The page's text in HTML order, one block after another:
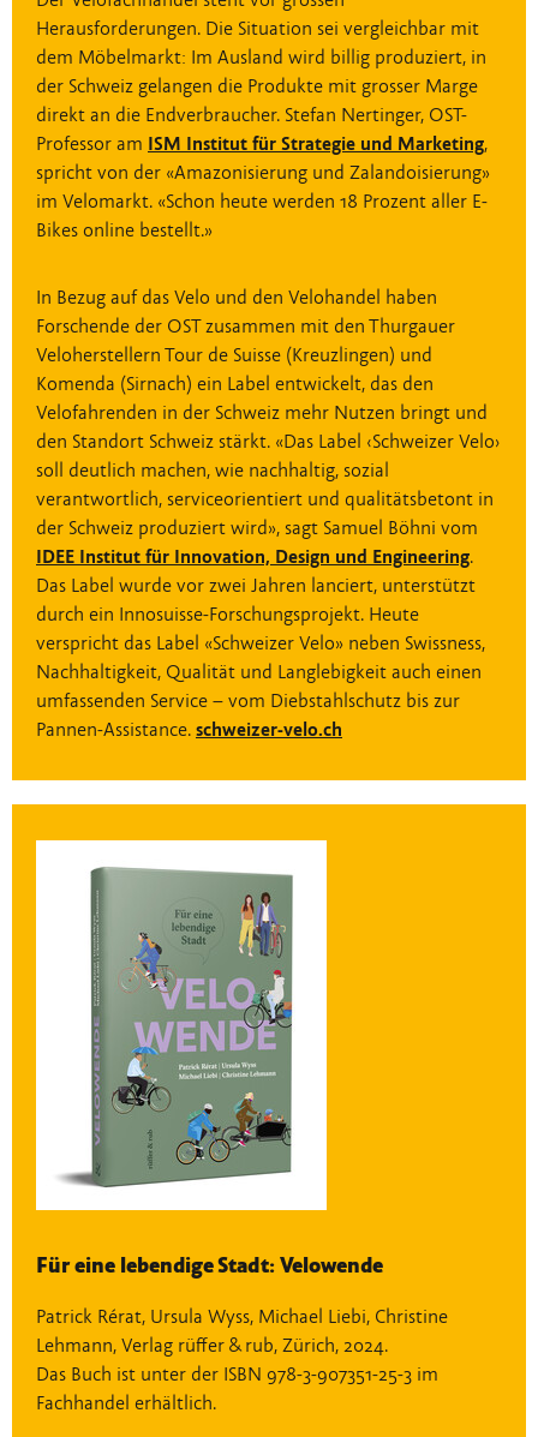
Herausforderungen. Die Situation sei vergleichbar mit
dem Möbelmarkt: Im Ausland wird billig produziert, in
der Schweiz gelangen die Produkte mit grosser Marge
direkt an die Endverbraucher. Stefan Nertinger, OST-
Professor am ISM Institut für Strategie und Marketing,
spricht von der «Amazonisierung und Zalandoisierung»
im Velomarkt. «Schon heute werden 18 Prozent aller E-
Bikes online bestellt.»
In Bezug auf das Velo und den Velohandel haben
Forschende der OST zusammen mit den Thurgauer
Veloherstellern Tour de Suisse (Kreuzlingen) und
Komenda (Sirnach) ein Label entwickelt, das den
Velofahrenden in der Schweiz mehr Nutzen bringt und
den Standort Schweiz stärkt. «Das Label ‹Schweizer Velo›
soll deutlich machen, wie nachhaltig, sozial
verantwortlich, serviceorientiert und qualitätsbetont in
der Schweiz produziert wird», sagt Samuel Böhni vom
IDEE Institut für Innovation, Design und Engineering.
Das Label wurde vor zwei Jahren lanciert, unterstützt
durch ein Innosuisse-Forschungsprojekt. Heute
verspricht das Label «Schweizer Velo» neben Swissness,
Nachhaltigkeit, Qualität und Langlebigkeit auch einen
umfassenden Service – vom Diebstahlschutz bis zur
Pannen-Assistance. schweizer-velo.ch
Für eine lebendige Stadt: Velowende
Patrick Rérat, Ursula Wyss, Michael Liebi, Christine
Lehmann, Verlag rüffer & rub, Zürich, 2024.
Das Buch ist unter der ISBN 978-3-907351-25-3 im
Fachhandel erhältlich.